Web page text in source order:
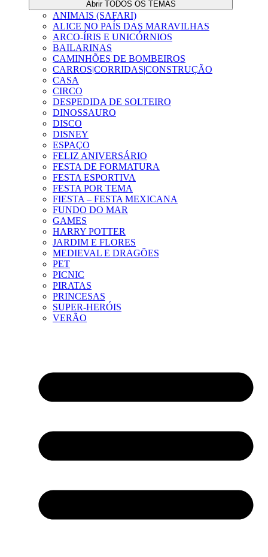
Abrir TODOS OS TEMAS
ANIMAIS (SAFARI)
ALICE NO PAÍS DAS MARAVILHAS
ARCO-ÍRIS E UNICÓRNIOS
BAILARINAS
CAMINHÕES DE BOMBEIROS
CARROS|CORRIDAS|CONSTRUÇÃO
CASA
CIRCO
DESPEDIDA DE SOLTEIRO
DINOSSAURO
DISCO
DISNEY
ESPAÇO
FELIZ ANIVERSÁRIO
FESTA DE FORMATURA
FESTA ESPORTIVA
FESTA POR TEMA
FIESTA – FESTA MEXICANA
FUNDO DO MAR
GAMES
HARRY POTTER
JARDIM E FLORES
MEDIEVAL E DRAGÕES
PET
PICNIC
PIRATAS
PRINCESAS
SUPER-HERÓIS
VERÃO